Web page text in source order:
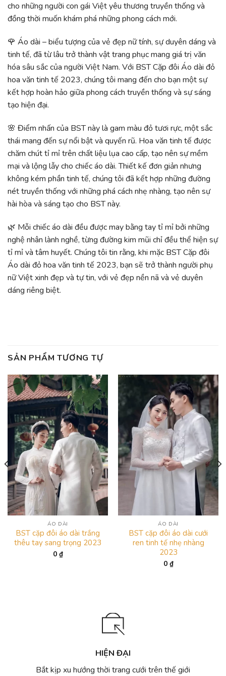
cho những người con gái Việt yêu thương truyền thống và
đồng thời muốn khám phá những phong cách mới.
🌹 Áo dài – biểu tượng của vẻ đẹp nữ tính, sự duyên dáng và
tinh tế, đã từ lâu trở thành vật trang phục mang giá trị văn
hóa sâu sắc của người Việt Nam. Với BST Cặp đôi Áo dài đỏ
hoa văn tinh tế 2023, chúng tôi mang đến cho bạn một sự
kết hợp hoàn hảo giữa phong cách truyền thống và sự sáng
tạo hiện đại.
🌸 Điểm nhấn của BST này là gam màu đỏ tươi rực, một sắc
thái mang đến sự nổi bật và quyến rũ. Hoa văn tinh tế được
chăm chút tỉ mỉ trên chất liệu lụa cao cấp, tạo nên sự mềm
mại và lộng lẫy cho chiếc áo dài. Thiết kế đơn giản nhưng
không kém phần tinh tế, chúng tôi đã kết hợp những đường
nét truyền thống với những phá cách nhẹ nhàng, tạo nên sự
hài hòa và sáng tạo cho BST này.
🌿 Mỗi chiếc áo dài đều được may bằng tay tỉ mỉ bởi những
nghệ nhân lành nghề, từng đường kim mũi chỉ đều thể hiện sự
tỉ mỉ và tâm huyết. Chúng tôi tin rằng, khi mặc BST Cặp đôi
Áo dài đỏ hoa văn tinh tế 2023, bạn sẽ trở thành người phụ
nữ Việt xinh đẹp và tự tin, với vẻ đẹp nền nã và vẻ duyên
dáng riêng biệt.
SẢN PHẨM TƯƠNG TỰ
ÁO DÀI
BST cặp đôi áo dài trắng
thêu tay sang trọng 2023
0 ₫
ÁO DÀI
BST cặp đôi áo dài cưới
ren tinh tế nhẹ nhàng
2023
0 ₫
HIỆN ĐẠI
Bắt kịp xu hướng thời trang cưới trên thế giới